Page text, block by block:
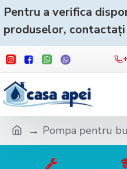
Pentru a verifica
produselor,
Pompa pentru